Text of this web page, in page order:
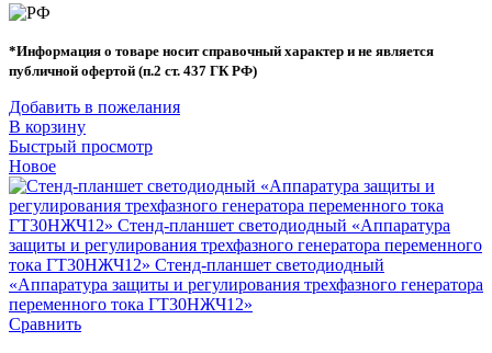
*Информация о товаре носит справочный характер и не является
публичной офертой (п.2 ст. 437 ГК РФ)
Добавить в пожелания
В корзину
Быстрый просмотр
Новое
Сравнить